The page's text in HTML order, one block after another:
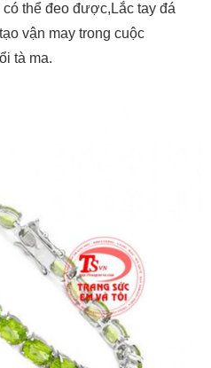
thể đeo được,Lắc tay đá
vận may trong cuộc
tà ma.